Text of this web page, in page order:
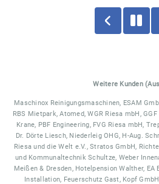
Weitere Kunden
Maschinox Reinigungsmaschinen, ESAM
RBS Mietpark, Atomed, WGR Riesa mbH,
Krane, PBF Engineering, FVG Riesa mbH,
Dr. Dörte Liesch, Niederleig OHG, H-Aug.
Riesa und die Welt e.V., Stratos GmbH,
und Kommunaltechnik Schultze, Weber
Meißen & Dresden, Hotelpension Walther, EA
Installation, Feuerschutz Gast, Kopf